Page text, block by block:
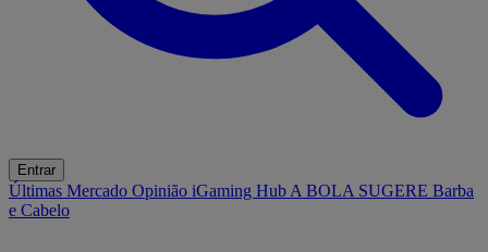
Entrar
Últimas Mercado Opinião iGaming Hub A BOLA SUGERE Barba
e Cabelo